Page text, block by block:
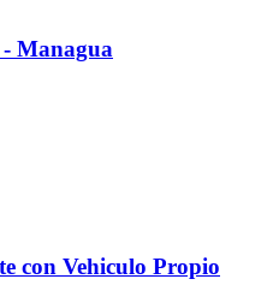
Managua
con Vehiculo Propio